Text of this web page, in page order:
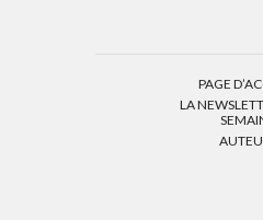
PAGE
LA